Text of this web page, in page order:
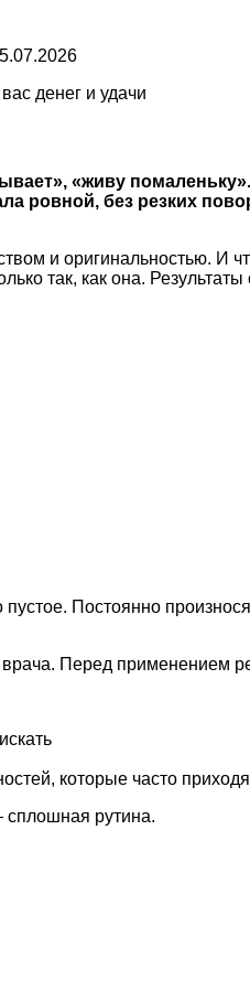
«живу
ровной, без резких
и оригинальностью. И
так, как она.
Постоянно
Перед применением
которые часто
сплошная рутина.